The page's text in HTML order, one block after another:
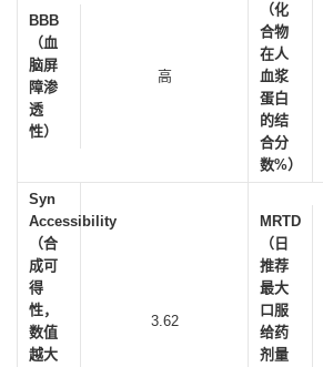
BBB
（血
脑屏
障渗
透
性）
高
（化
合物
在人
血浆
蛋白
的结
合分
数%）
Syn
Accessibility
（合
成可
得
性，
数值
越大
3.62
MRTD
（日
推荐
最大
口服
给药
剂量